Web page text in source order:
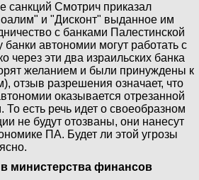
санкций Смотрич приказал
и "Дисконт" выданное им
с банками Палестинской
автономии могут работать с
через эти два израильских банка
желанием и были принуждены к
отзыв разрешения означает, что
оказывается отрезанной
То есть речь идет о своеобразном
не будут отозваны, они нанесут
ПА. Будет ли этой угрозы
министерства финансов